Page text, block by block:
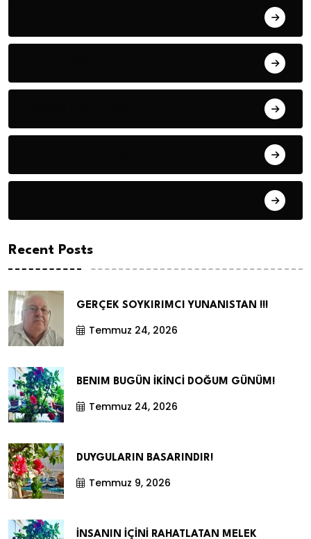
Recent Posts
GERÇEK SOYKIRIMCI YUNANISTAN !!!
Temmuz 24, 2026
BENIM BUGÜN İKİNCİ DOĞUM GÜNÜM!
Temmuz 24, 2026
DUYGULARIN BASARINDIR!
Temmuz 9, 2026
İNSANIN İÇİNİ RAHATLATAN MELEK